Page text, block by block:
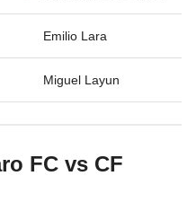
Emilio Lara
Miguel Layun
FC vs CF